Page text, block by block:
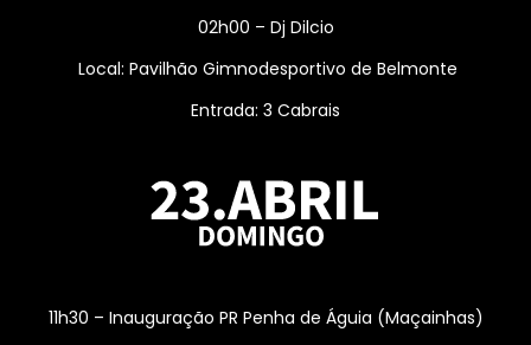
02h00 – Dj Dilcio
Local: Pavilhão Gimnodesportivo de Belmonte
Entrada: 3 Cabrais
11h30 – Inauguração PR Penha de Águia (Maçainhas)